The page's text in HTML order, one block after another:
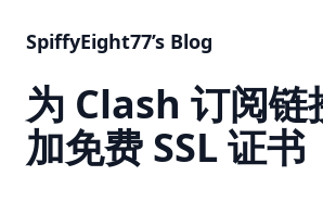
SpiffyEight77’s Blog
为 Clash 订阅链
加免费 SSL 证书